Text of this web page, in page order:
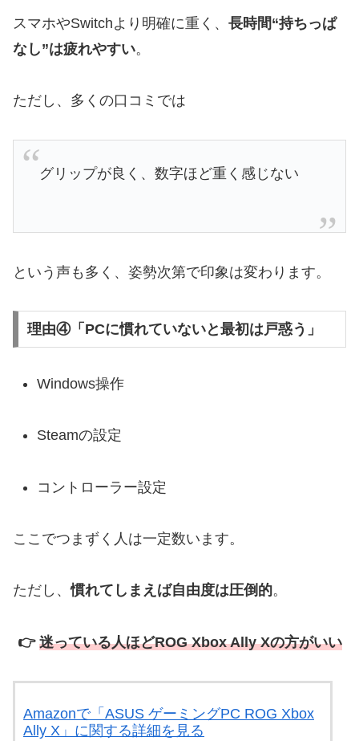
スマホやSwitchより明確に重く、 長時間“持ちっぱ
なし”は疲れやすい。
ただし、多くの口コミでは
グリップが良く、数字ほど重く感じない
という声も多く、姿勢次第で印象は変わります。
理由④「PCに慣れていないと最初は戸惑う」
Windows操作
Steamの設定
コントローラー設定
ここでつまずく人は一定数います。
ただし、慣れてしまえば自由度は圧倒的。
👉 迷っている人ほどROG Xbox Ally Xの方がいい
Amazonで「ASUS ゲーミングPC ROG Xbox
Ally X」に関する詳細を見る